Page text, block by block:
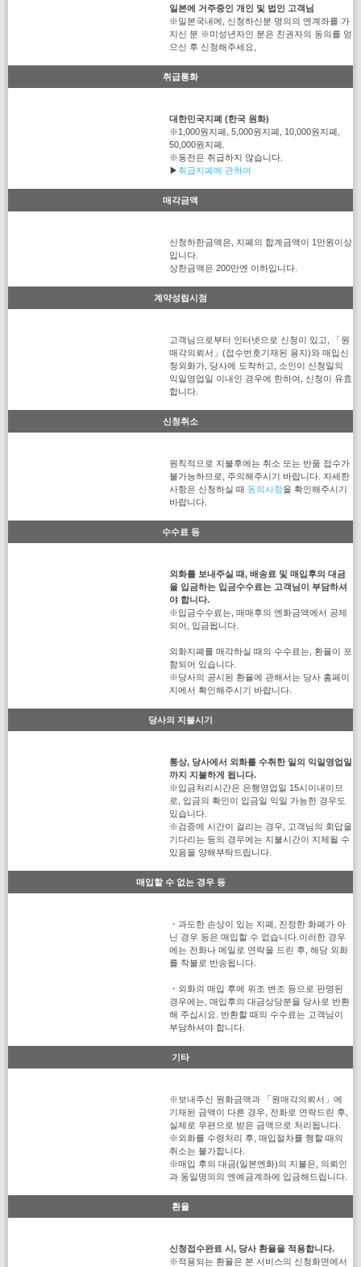
일본에 거주중인 개인 및 법인 고객님
※일본국내에, 신청하신분 명의의 엔계좌를 가
지신 분 ※미성년자인 분은 친권자의 동의를 얻
으신 후 신청해주세요,
취급통화
대한민국지폐 (한국 원화)
※1,000원지폐, 5,000원지폐, 10,000원지폐,
50,000원지폐.
※동전은 취급하지 않습니다.
▶취급지폐에 관하여
매각금액
신청하한금액은, 지폐의 합계금액이 1만원이상
입니다.
상한금액은 200만엔 이하입니다.
계약성립시점
고객님으로부터 인터넷으로 신청이 있고, 「원
매각의뢰서」(접수번호기재된 용지)와 매입신
청외화가, 당사에 도착하고, 소인이 신청일의
익일영업일 이내인 경우에 한하여, 신청이 유효
합니다.
신청취소
원칙적으로 지불후에는 취소 또는 반품 접수가
불가능하므로, 주의해주시기 바랍니다. 자세한
사항은 신청하실 때 동의사항을 확인해주시기
바랍니다.
수수료 등
외화를 보내주실 때, 배송료 및 매입후의 대금
을 입금하는 입금수수료는 고객님이 부담하셔
야 합니다.
※입금수수료는, 매매후의 엔화금액에서 공제
되어, 입금됩니다.
외화지폐를 매각하실 때의 수수료는, 환율이 포
함되어 있습니다.
※당사의 공시된 환율에 관해서는 당사 홈페이
지에서 확인해주시기 바랍니다.
당사의 지불시기
통상, 당사에서 외화를 수취한 일의 익일영업일
까지 지불하게 됩니다.
※입금처리시간은 은행영업일 15시이내이므
로, 입금의 확인이 입금일 익일 가능한 경우도
있습니다.
※검증에 시간이 걸리는 경우, 고객님의 회답을
기다리는 등의 경우에는 지불시간이 지체될 수
있음을 양해부탁드립니다.
매입할 수 없는 경우 등
・과도한 손상이 있는 지폐, 진정한 화폐가 아
닌 경우 등은 매입할 수 없습니다.이러한 경우
에는 전화나 메일로 연락을 드린 후, 해당 외화
를 착불로 반송됩니다.
・외화의 매입 후에 위조 변조 등으로 판명된
경우에는, 매입후의 대금상당분을 당사로 반환
해 주십시요. 반환할 때의 수수료는 고객님이
부담하셔야 합니다.
기타
※보내주신 원화금액과 「원매각의뢰서」에
기재된 금액이 다른 경우, 전화로 연락드린 후,
실제로 우편으로 받은 금액으로 처리됩니다.
※외화를 수령처리 후, 매입절차를 행할 때의
취소는 불가합니다.
※매입 후의 대금(일본엔화)의 지불은, 의뢰인
과 동일명의의 엔예금계좌에 입금해드립니다.
환율
신청접수완료 시, 당사 환율을 적용합니다.
※적용되는 환율은 본 서비스의 신청화면에서